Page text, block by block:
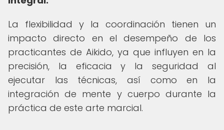
La flexibilidad y la coordinación tienen un
impacto directo en el desempeño de los
practicantes de Aikido, ya que influyen en la
precisión, la eficacia y la seguridad al
ejecutar las técnicas, así como en la
integración de mente y cuerpo durante la
práctica de este arte marcial.